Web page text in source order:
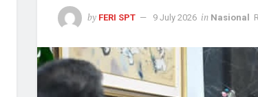
by FERI SPT 9 July 2026 in Nasional